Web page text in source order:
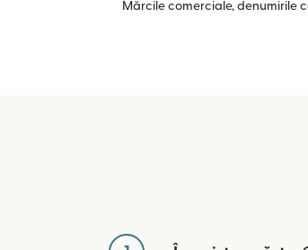
Mărcile comerciale, denumirile